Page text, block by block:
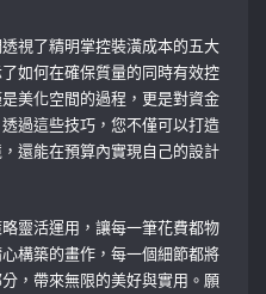
視了精明掌控裝潢成本的五大
如何在確保質量的同時有效控
美化空間的過程，更是對資金
過這些技巧，您不僅可以打造
還能在預算內實現自己的設計
靈活運用，讓每一筆花費都物
構築的畫作，每一個細節都將
，帶來無限的美好與實用。願